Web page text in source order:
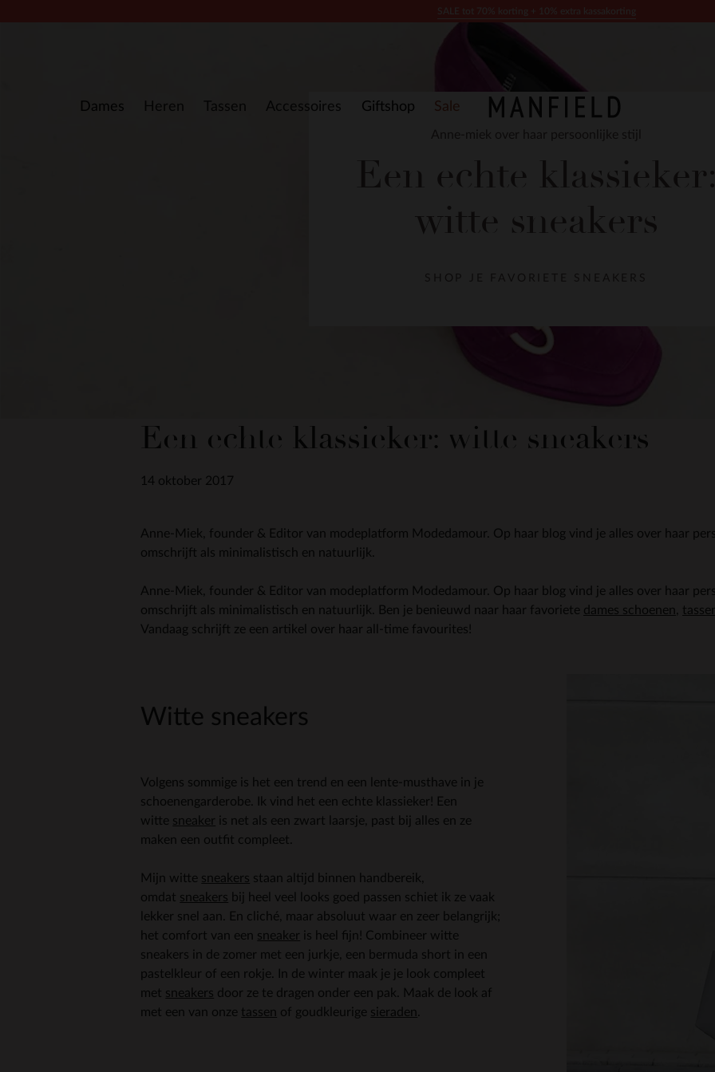
Dames Heren Tassen Accessoires Giftshop Sale
Een echte klassieker: witte sneakers
14 oktober 2017
Anne-Miek, founder & Editor van modeplatform Modedamour. Op haar blog vind je alles over haar
omschrijft als minimalistisch en natuurlijk.
Anne-Miek, founder & Editor van modeplatform Modedamour. Op haar blog vind je alles over haar
omschrijft als minimalistisch en natuurlijk. Ben je benieuwd naar haar favoriete dames schoenen
Vandaag schrijft ze een artikel over haar all-time favourites!
Witte sneakers
Volgens sommige is het een trend en een lente-musthave in je
schoenengarderobe. Ik vind het een echte klassieker! Een
witte sneaker is net als een zwart laarsje, past bij alles en ze
maken een outfit compleet.
Mijn witte sneakers staan altijd binnen handbereik,
omdat sneakers bij heel veel looks goed passen schiet ik ze vaak
lekker snel aan. En cliché, maar absoluut waar en zeer belangrijk;
het comfort van een sneaker is heel fijn! Combineer witte
sneakers in de zomer met een jurkje, een bermuda short in een
pastelkleur of een rokje. In de winter maak je je look compleet
met sneakers door ze te dragen onder een pak. Maak de look af
met een van onze tassen of goudkleurige sieraden